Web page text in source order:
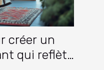
créer un
qui reflète